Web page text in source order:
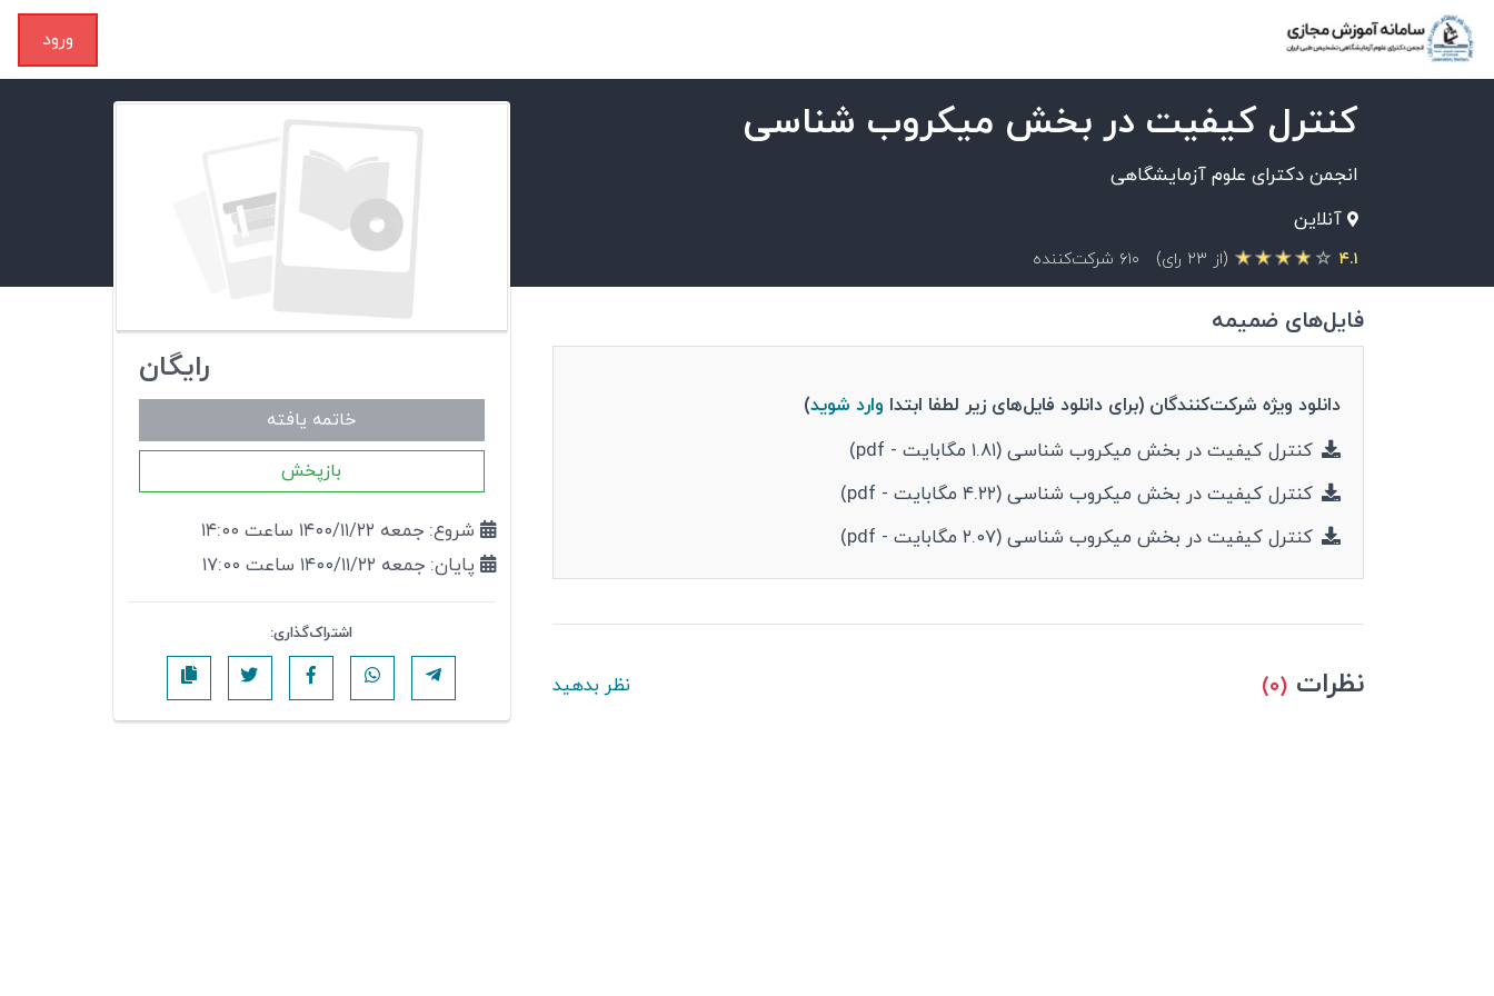
ورود
کنترل کیفیت در بخش میکروب شناسی
انجمن دکترای علوم آزمایشگاهی
آنلاین
۴.۱ (از ۲۳ رای) ۶۱۰ شرکت‌کننده
رایگان
خاتمه یافته
بازپخش
شروع: جمعه ۱۴۰۰/۱۱/۲۲ ساعت ۱۴:۰۰
پایان: جمعه ۱۴۰۰/۱۱/۲۲ ساعت ۱۷:۰۰
اشتراک‌گذاری:
فایل‌های ضمیمه
دانلود ویژه شرکت‌کنندگان (برای دانلود فایل‌های زیر لطفا ابتدا وارد شوید)
کنترل کیفیت در بخش میکروب شناسی (۱.۸۱ مگابایت - pdf)
کنترل کیفیت در بخش میکروب شناسی (۴.۲۲ مگابایت - pdf)
کنترل کیفیت در بخش میکروب شناسی (۲.۰۷ مگابایت - pdf)
نظرات (۰) نظر بدهید